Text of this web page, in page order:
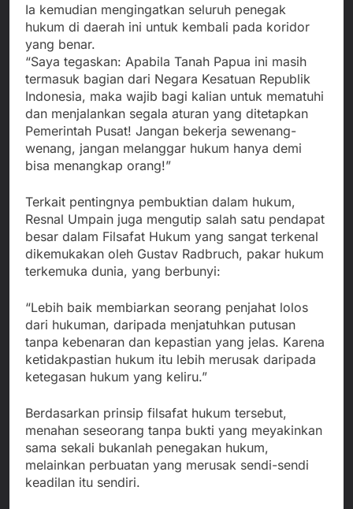
Ia kemudian mengingatkan seluruh penegak
hukum di daerah ini untuk kembali pada koridor
yang benar.
“Saya tegaskan: Apabila Tanah Papua ini masih
termasuk bagian dari Negara Kesatuan Republik
Indonesia, maka wajib bagi kalian untuk mematuhi
dan menjalankan segala aturan yang ditetapkan
Pemerintah Pusat! Jangan bekerja sewenang-
wenang, jangan melanggar hukum hanya demi
bisa menangkap orang!”
Terkait pentingnya pembuktian dalam hukum,
Resnal Umpain juga mengutip salah satu pendapat
besar dalam Filsafat Hukum yang sangat terkenal
dikemukakan oleh Gustav Radbruch, pakar hukum
terkemuka dunia, yang berbunyi:
“Lebih baik membiarkan seorang penjahat lolos
dari hukuman, daripada menjatuhkan putusan
tanpa kebenaran dan kepastian yang jelas. Karena
ketidakpastian hukum itu lebih merusak daripada
ketegasan hukum yang keliru.”
Berdasarkan prinsip filsafat hukum tersebut,
menahan seseorang tanpa bukti yang meyakinkan
sama sekali bukanlah penegakan hukum,
melainkan perbuatan yang merusak sendi-sendi
keadilan itu sendiri.